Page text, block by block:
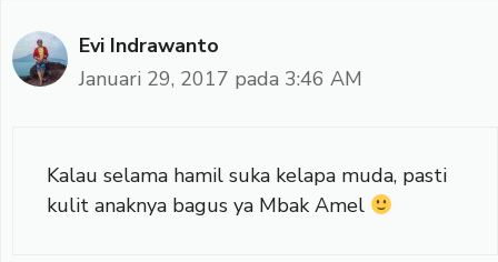
Evi Indrawanto
Januari 29, 2017 pada 3:46 AM
Kalau selama hamil suka kelapa muda, pasti
kulit anaknya bagus ya Mbak Amel